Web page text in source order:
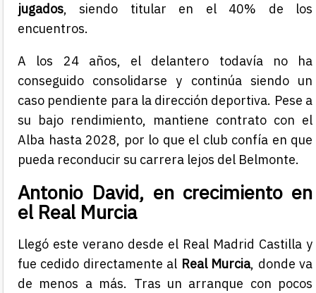
jugados, siendo titular en el 40% de los
encuentros.
A los 24 años, el delantero todavía no ha
conseguido consolidarse y continúa siendo un
caso pendiente para la dirección deportiva. Pese a
su bajo rendimiento, mantiene contrato con el
Alba hasta 2028, por lo que el club confía en que
pueda reconducir su carrera lejos del Belmonte.
Antonio David, en crecimiento en
el Real Murcia
Llegó este verano desde el Real Madrid Castilla y
fue cedido directamente al Real Murcia, donde va
de menos a más. Tras un arranque con pocos